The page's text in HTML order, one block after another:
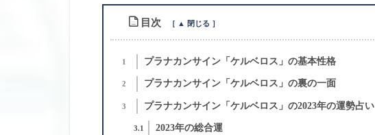
目次
1 プラナカンサイン「ケルベロス」の基本性格
2 プラナカンサイン「ケルベロス」の裏の一面
3 プラナカンサイン「ケルベロス」の2023年の運勢占い
3.1 2023年の総合運